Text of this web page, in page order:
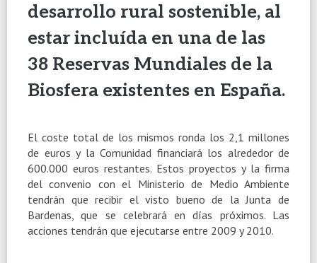
desarrollo rural sostenible, al
estar incluída en una de las
38 Reservas Mundiales de la
Biosfera existentes en España.
El coste total de los mismos ronda los 2,1 millones
de euros y la Comunidad financiará los alrededor de
600.000 euros restantes. Estos proyectos y la firma
del convenio con el Ministerio de Medio Ambiente
tendrán que recibir el visto bueno de la Junta de
Bardenas, que se celebrará en días próximos. Las
acciones tendrán que ejecutarse entre 2009 y 2010.